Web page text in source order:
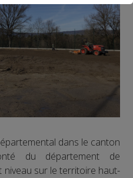
dans le canton
du département de
sur le territoire haut-